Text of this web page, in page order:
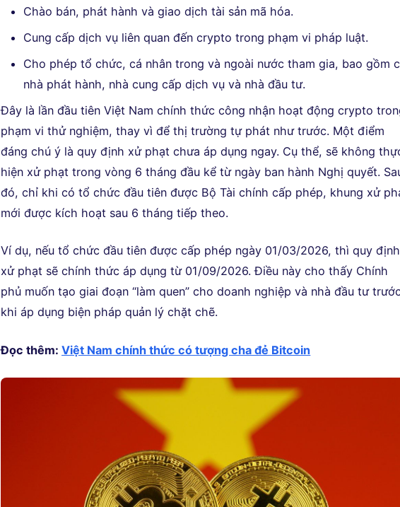
Chào bán, phát hành và giao dịch tài sản mã hóa.
Cung cấp dịch vụ liên quan đến crypto trong phạm vi pháp luật.
Cho phép tổ chức, cá nhân trong và ngoài nước tham gia, bao gồm
nhà phát hành, nhà cung cấp dịch vụ và nhà đầu tư.
Đây là lần đầu tiên Việt Nam chính thức công nhận hoạt động crypto
phạm vi thử nghiệm, thay vì để thị trường tự phát như trước. Một điểm
đáng chú ý là quy định xử phạt chưa áp dụng ngay. Cụ thể, sẽ không
hiện xử phạt trong vòng 6 tháng đầu kể từ ngày ban hành Nghị quyết.
đó, chỉ khi có tổ chức đầu tiên được Bộ Tài chính cấp phép, khung xử
mới được kích hoạt sau 6 tháng tiếp theo.
Ví dụ, nếu tổ chức đầu tiên được cấp phép ngày 01/03/2026, thì quy định
xử phạt sẽ chính thức áp dụng từ 01/09/2026. Điều này cho thấy Chính
phủ muốn tạo giai đoạn “làm quen” cho doanh nghiệp và nhà đầu tư
khi áp dụng biện pháp quản lý chặt chẽ.
Đọc thêm:Việt Nam chính thức có tượng cha đẻ Bitcoin